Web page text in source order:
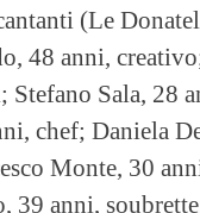
(Le
48 anni,
Sala, 28
chef; Daniela
Monte, 30
39 anni,